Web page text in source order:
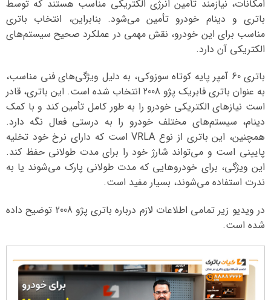
امکانات، نیازمند تأمین انرژی الکتریکی مناسب هستند که توسط
باتری و دینام خودرو تأمین می‌شود. بنابراین، انتخاب باتری
مناسب برای این خودرو، نقش مهمی در عملکرد صحیح سیستم‌های
الکتریکی آن دارد.
باتری 60 آمپر پایه کوتاه سوزوکی، به دلیل ویژگی‌های فنی مناسب،
به عنوان باتری فابریک پژو 2008 انتخاب شده است. این باتری، قادر
است نیازهای الکتریکی خودرو را به طور کامل تأمین کند و با کمک
دینام، سیستم‌های مختلف خودرو را به درستی فعال نگه دارد.
همچنین، این باتری از نوع VRLA است که دارای نرخ خود تخلیه
پایینی است و می‌تواند شارژ خود را برای مدت طولانی حفظ کند.
این ویژگی، برای خودروهایی که مدت طولانی پارک می‌شوند یا به
ندرت استفاده می‌شوند، بسیار مفید است.
در ویدیو زیر تمامی اطلاعات لازم درباره باتری پژو 2008 توضیح داده
شده است.
نمایشگر
ویدیو